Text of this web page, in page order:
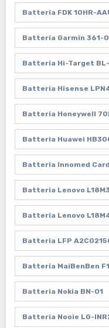
Batteria FDK 10HR-
Batteria Garmin 361-
Batteria Hi-Target
Batteria Hisense
Batteria Honeywell
Batteria Huawei
Batteria Innomed
Batteria Lenovo
Batteria Lenovo
Batteria LFP
Batteria MaiBenBen
Batteria Nokia BN-01
Batteria Nooie LG-